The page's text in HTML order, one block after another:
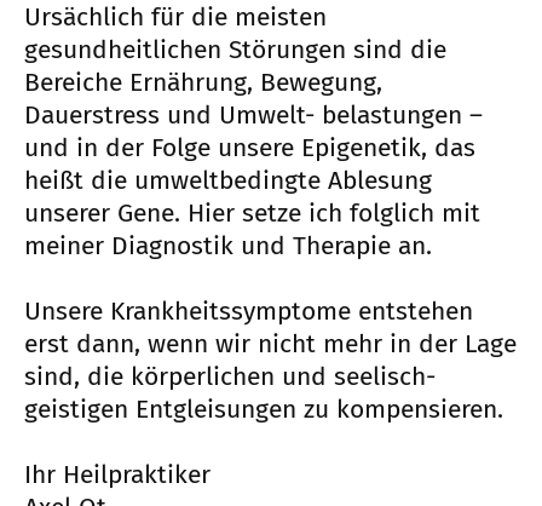
Ursächlich für die meisten
gesundheitlichen Störungen sind die
Bereiche Ernährung, Bewegung,
Dauerstress und Umwelt- belastungen –
und in der Folge unsere Epigenetik, das
heißt die umweltbedingte Ablesung
unserer Gene. Hier setze ich folglich mit
meiner Diagnostik und Therapie an.
Unsere Krankheitssymptome entstehen
erst dann, wenn wir nicht mehr in der Lage
sind, die körperlichen und seelisch-
geistigen Entgleisungen zu kompensieren.
Ihr Heilpraktiker